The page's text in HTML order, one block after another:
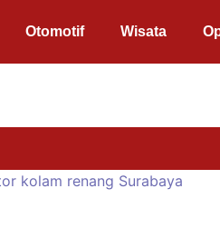
Otomotif Wisata